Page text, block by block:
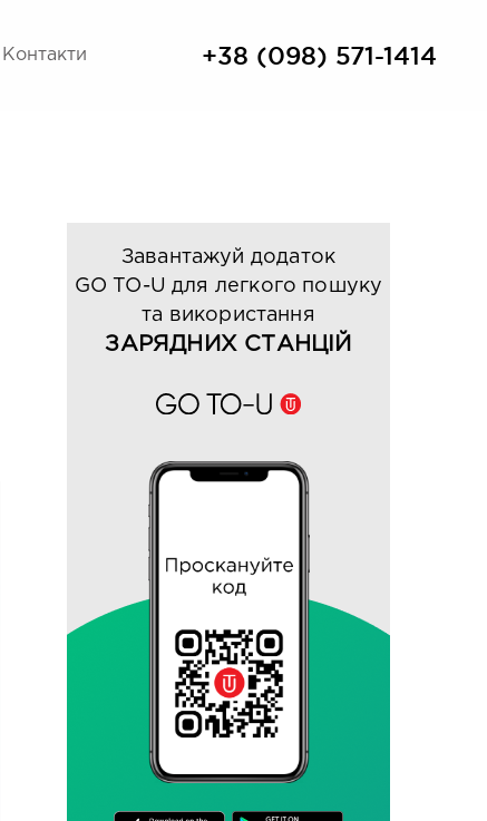
Контакти +38 (098) 571-1414
Завантажуй додаток
GO TO-U для легкого пошуку
та використання
ЗАРЯДНИХ СТАНЦІЙ